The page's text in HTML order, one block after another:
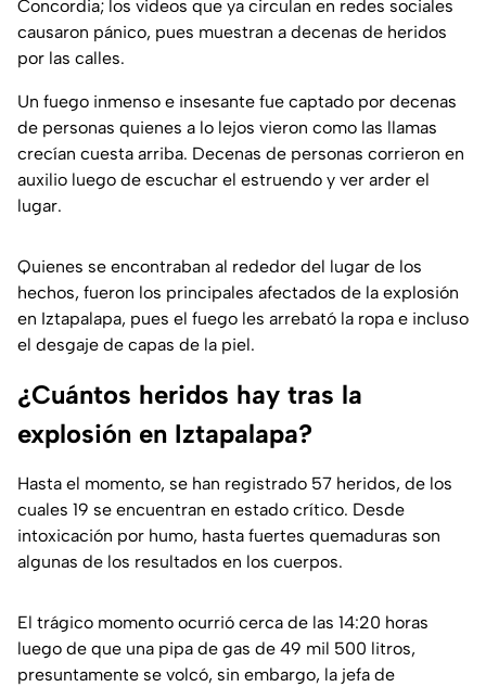
Concordia; los videos que ya circulan en redes sociales
causaron pánico, pues muestran a decenas de heridos
por las calles.
Un fuego inmenso e insesante fue captado por decenas
de personas quienes a lo lejos vieron como las llamas
crecían cuesta arriba. Decenas de personas corrieron en
auxilio luego de escuchar el estruendo y ver arder el
lugar.
Quienes se encontraban al rededor del lugar de los
hechos, fueron los principales afectados de la explosión
en Iztapalapa, pues el fuego les arrebató la ropa e incluso
el desgaje de capas de la piel.
¿Cuántos heridos hay tras la
explosión en Iztapalapa?
Hasta el momento, se han registrado 57 heridos, de los
cuales 19 se encuentran en estado crítico. Desde
intoxicación por humo, hasta fuertes quemaduras son
algunas de los resultados en los cuerpos.
El trágico momento ocurrió cerca de las 14:20 horas
luego de que una pipa de gas de 49 mil 500 litros,
presuntamente se volcó, sin embargo, la jefa de